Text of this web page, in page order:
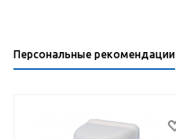
Персональные рекомендации